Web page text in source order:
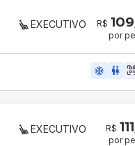
EXECUTIVO R$
por
ac_unit wc
EXECUTIVO R$
por